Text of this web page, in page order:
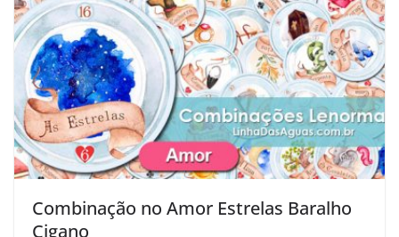
Combinação no Amor Estrelas Baralho
Cigano